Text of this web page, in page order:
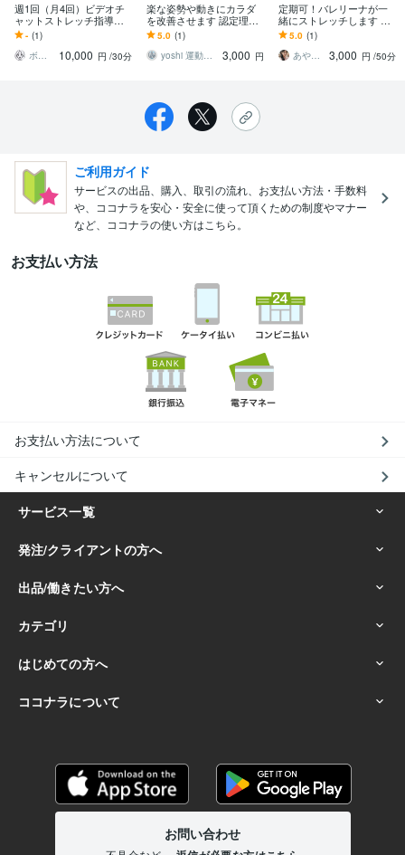
週1回（月4回）ビデオチ
ャットストレッチ指導し
ます 週1回の継続的なスト
レッチで、柔軟性と姿勢
を確実に向上！
- (1)
ボディトレーナーSHIORI
10,000 円 /30分
楽な姿勢や動きにカラダ
を改善させます 認定理学
療法士が指導する、正常
なカラダの使い方と姿勢
改善
5.0 (1)
yoshi 運動器認定理学療法士
3,000 円
定期可！バレリーナが一
緒にストレッチします 体
が硬い方・運動不足の
方・バレエ初心者の方向
け柔軟レッスン
5.0 (1)
あやの部屋♥
3,000 円 /50分
ご利用ガイド
サービスの出品、購入、取引の流れ、お支払い方法・手数料
や、ココナラを安心・安全に使って頂くための制度やマナー
など、ココナラの使い方はこちら。
お支払い方法
お支払い方法について
キャンセルについて